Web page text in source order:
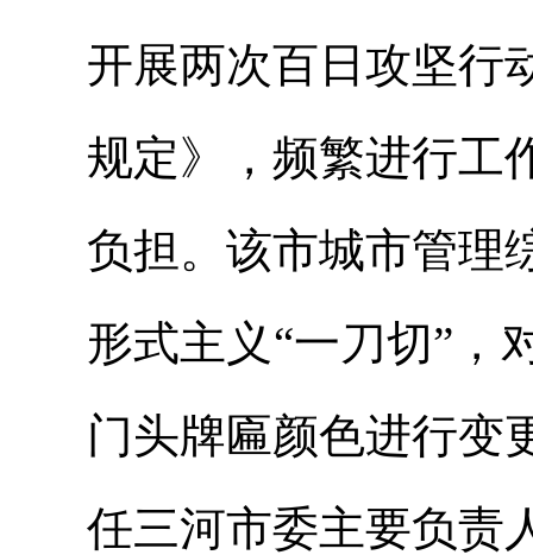
开展两次百日攻坚行
规定》，频繁进行工
负担。该市城市管理
形式主义“一刀切”，
门头牌匾颜色进行变
任三河市委主要负责